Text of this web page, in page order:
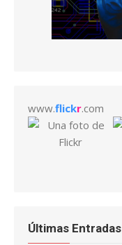
www.flickr.com
Últimas Entradas